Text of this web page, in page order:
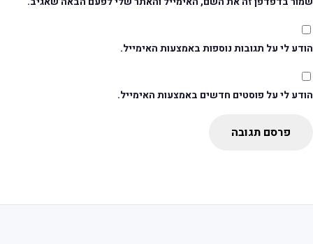
לי על תגובות נוספות באמצעות האימייל.
לי על פוסטים חדשים באמצעות האימייל.
פרסם תגובה